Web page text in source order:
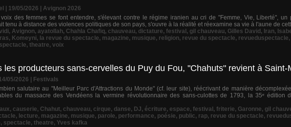
| 19/05/2026
Avignon 2026
des femmes se font entendre, s'élevant contre le régime iranien au cri de "Femme, Vie, Liberté", un
tenu à distance des violences politiques de son pays, s'ouvre à la réalité et réexamine sa vie à l'aune de
, Avignon, ayatollah, Chahla Chafiq, chauveau, dictature, festival , gil chauveau, Gilles David , Iran,
, Komeyni, la revue du spectacle, magazine, musique, religion, revue du spectacle, revueduspectacle,
spectacle, theatre, voix
les producteurs sans-cervelles du Puy du Fou, "Chahuts" revient à Saint-
05/2026
Festivals
salutaire au "Meilleur Parc d'Attractions du Monde" (cf. leur site), réécrivant de manière
du massacre des Vendéens la vermine révolutionnaire des sans-culottes de 1793, la 35ᵉ édition
, causerie, Chahut, chauveau, cirque, danse, DJ, écriture, espace, festival , friterie, Garonne, gil
, lecture, magazine, musique, parole, performance, poésie, public, rap, revue du spectacle,
, spectacle, theatre, Yves kafka